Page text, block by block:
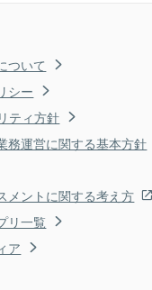
ついて
シー
ティ方針
務運営に関する基本方針
メントに関する考え方
リ一覧
ア